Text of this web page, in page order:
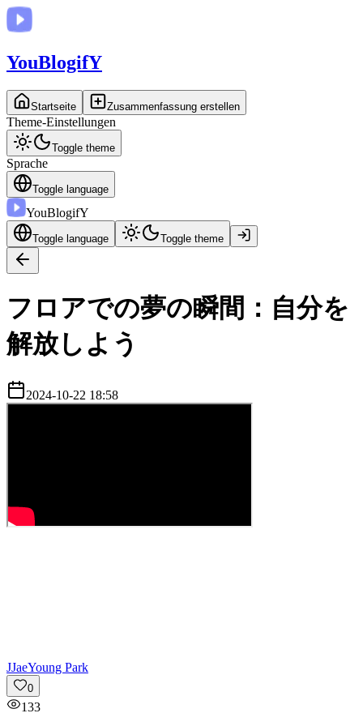
YouBlogifY
Startseite Zusammenfassung erstellen
Theme-Einstellungen
Toggle theme
Sprache
Toggle language
YouBlogifY
Toggle language Toggle theme
フロアでの夢の瞬間：自分を
解放しよう
2024-10-22 18:58
JJaeYoung Park
0
133